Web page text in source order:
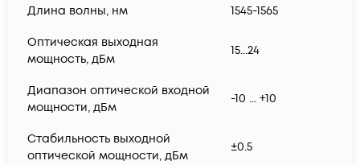
Длина волны, нм
1545-1565
Оптическая выходная
мощность, дБм
15...24
Диапазон оптической входной
мощности, дБм
-10 ... +10
Стабильность выходной
оптической мощности, дБм
±0.5